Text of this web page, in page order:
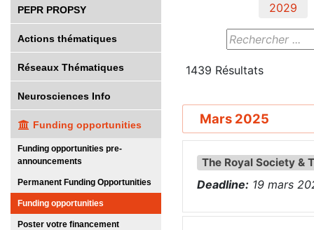
PEPR PROPSY
Actions thématiques
Réseaux Thématiques
Neurosciences Info
Funding opportunities
Funding opportunities pre-
announcements
Permanent Funding Opportunities
Funding opportunities
Poster votre financement
2029
1439 Résultats
Mars 2025
The Royal Society &
Deadline: 19 mars